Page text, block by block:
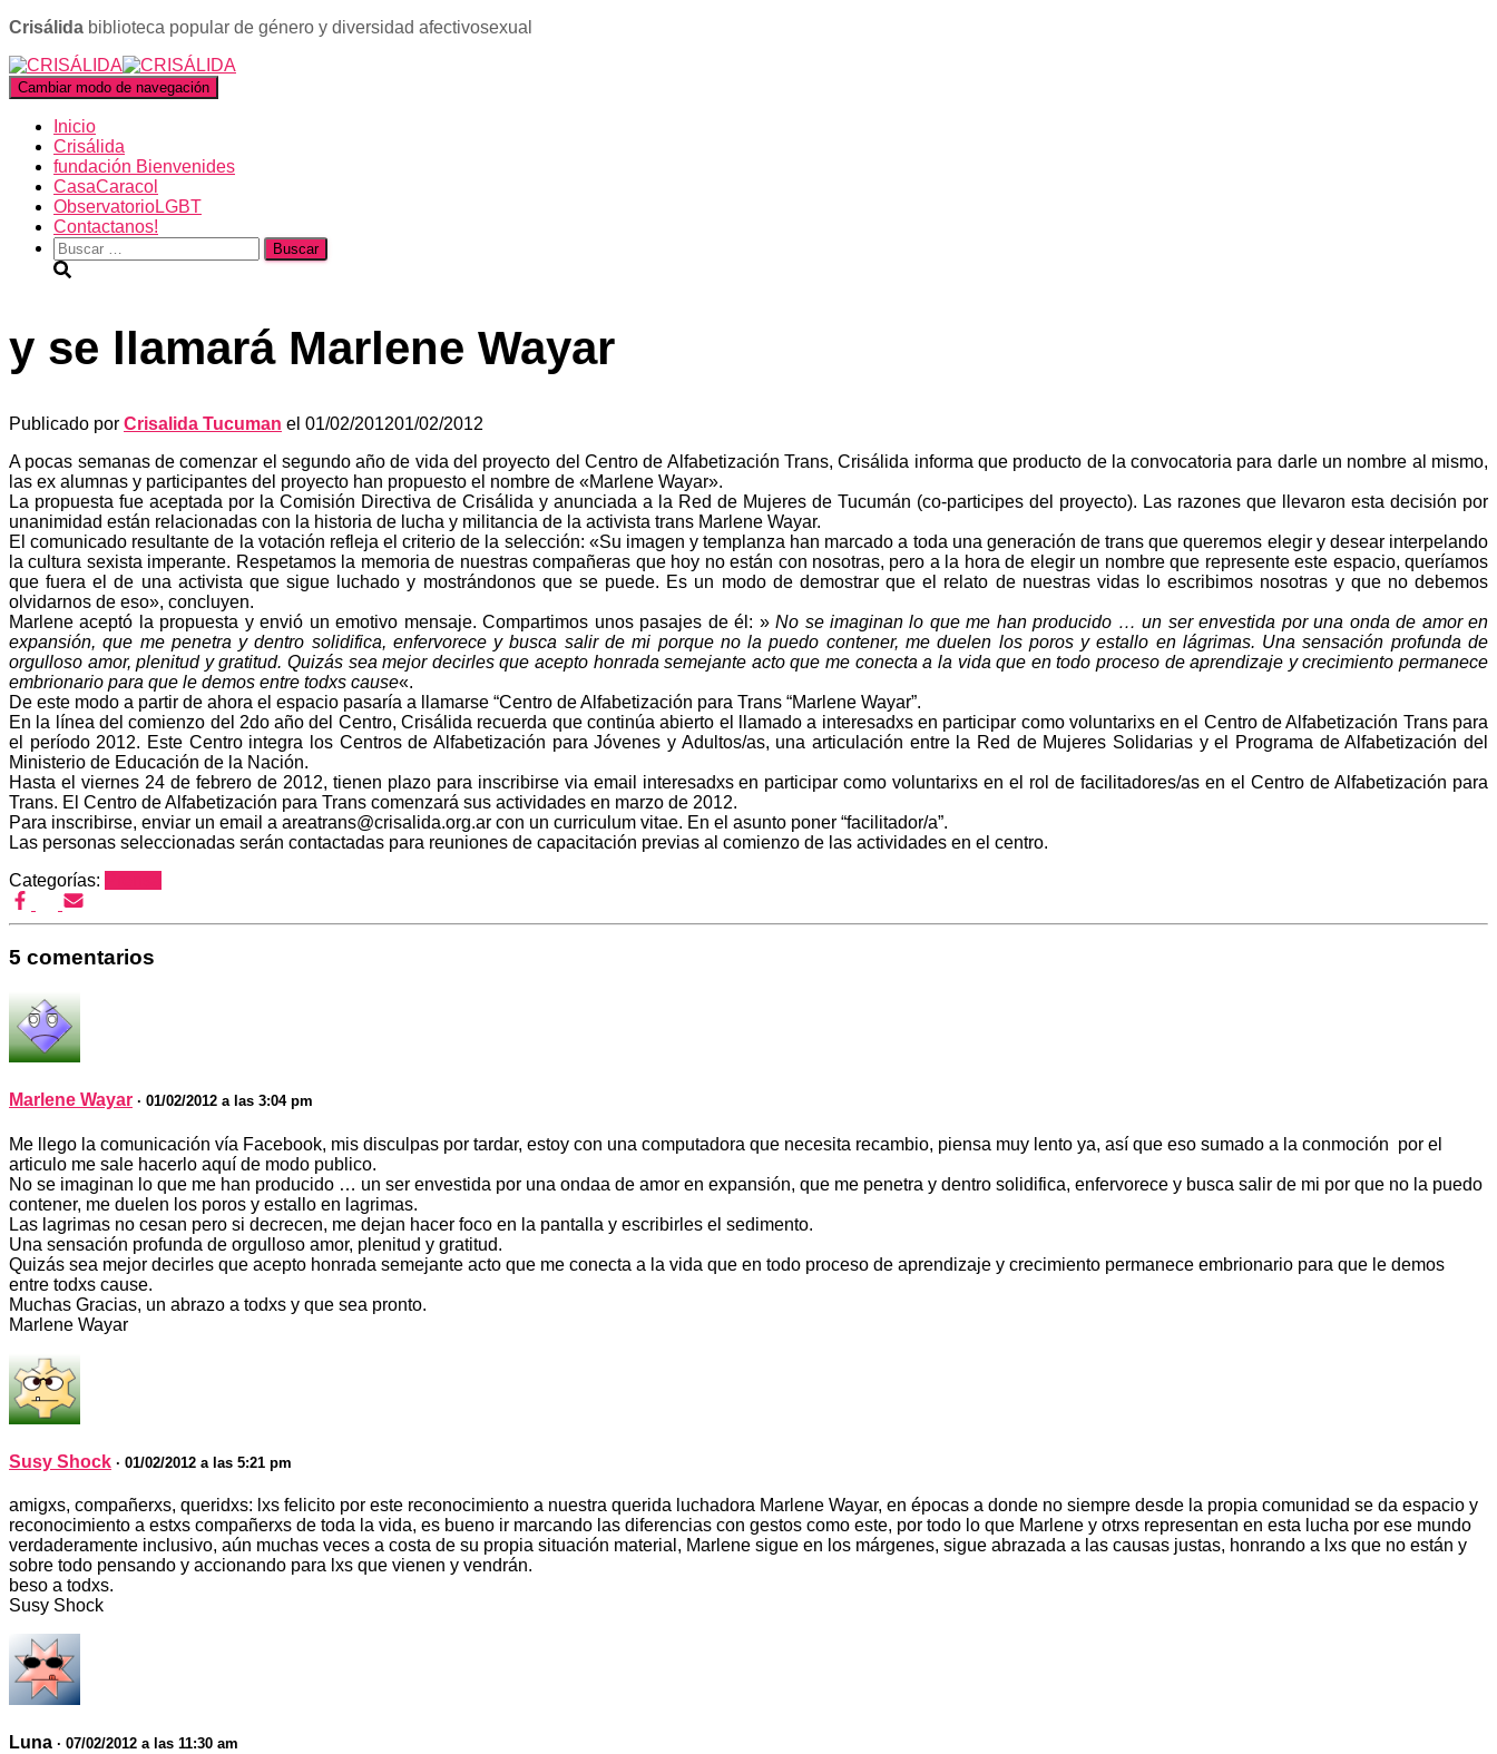
Crisálida biblioteca popular de género y diversidad afectivosexual
Cambiar modo de navegación
Inicio
Crisálida
fundación Bienvenides
CasaCaracol
ObservatorioLGBT
Contactanos!
Buscar:
y se llamará Marlene Wayar
Publicado por Crisalida Tucuman el 01/02/201201/02/2012
A pocas semanas de comenzar el segundo año de vida del proyecto del Centro de Alfabetización Trans, Crisálida informa que producto de la convocatoria para darle un nombre al mismo,
las ex alumnas y participantes del proyecto han propuesto el nombre de «Marlene Wayar».
La propuesta fue aceptada por la Comisión Directiva de Crisálida y anunciada a la Red de Mujeres de Tucumán (co-participes del proyecto). Las razones que llevaron esta decisión por
unanimidad están relacionadas con la historia de lucha y militancia de la activista trans Marlene Wayar.
El comunicado resultante de la votación refleja el criterio de la selección: «Su imagen y templanza han marcado a toda una generación de trans que queremos elegir y desear interpelando
la cultura sexista imperante. Respetamos la memoria de nuestras compañeras que hoy no están con nosotras, pero a la hora de elegir un nombre que represente este espacio, queríamos
que fuera el de una activista que sigue luchado y mostrándonos que se puede. Es un modo de demostrar que el relato de nuestras vidas lo escribimos nosotras y que no debemos
olvidarnos de eso», concluyen.
Marlene aceptó la propuesta y envió un emotivo mensaje. Compartimos unos pasajes de él: »No se imaginan lo que me han producido … un ser envestida por una onda de amor en
expansión, que me penetra y dentro solidifica, enfervorece y busca salir de mi porque no la puedo contener, me duelen los poros y estallo en lágrimas. Una sensación profunda de
orgulloso amor, plenitud y gratitud. Quizás sea mejor decirles que acepto honrada semejante acto que me conecta a la vida que en todo proceso de aprendizaje y crecimiento permanece
embrionario para que le demos entre todxs cause«.
De este modo a partir de ahora el espacio pasaría a llamarse “Centro de Alfabetización para Trans “Marlene Wayar”.
En la línea del comienzo del 2do año del Centro, Crisálida recuerda que continúa abierto el llamado a interesadxs en participar como voluntarixs en el Centro de Alfabetización Trans para
el período 2012. Este Centro integra los Centros de Alfabetización para Jóvenes y Adultos/as, una articulación entre la Red de Mujeres Solidarias y el Programa de Alfabetización del
Ministerio de Educación de la Nación.
Hasta el viernes 24 de febrero de 2012, tienen plazo para inscribirse via email interesadxs en participar como voluntarixs en el rol de facilitadores/as en el Centro de Alfabetización para
Trans. El Centro de Alfabetización para Trans comenzará sus actividades en marzo de 2012.
Para inscribirse, enviar un email a areatrans@crisalida.org.ar con un curriculum vitae. En el asunto poner “facilitador/a”.
Las personas seleccionadas serán contactadas para reuniones de capacitación previas al comienzo de las actividades en el centro.
Categorías:
5 comentarios
Marlene Wayar · 01/02/2012 a las 3:04 pm
Me llego la comunicación vía Facebook, mis disculpas por tardar, estoy con una computadora que necesita recambio, piensa muy lento ya, así que eso sumado a la conmoción por el
articulo me sale hacerlo aquí de modo publico.
No se imaginan lo que me han producido … un ser envestida por una ondaa de amor en expansión, que me penetra y dentro solidifica, enfervorece y busca salir de mi por que no la puedo
contener, me duelen los poros y estallo en lagrimas.
Las lagrimas no cesan pero si decrecen, me dejan hacer foco en la pantalla y escribirles el sedimento.
Una sensación profunda de orgulloso amor, plenitud y gratitud.
Quizás sea mejor decirles que acepto honrada semejante acto que me conecta a la vida que en todo proceso de aprendizaje y crecimiento permanece embrionario para que le demos
entre todxs cause.
Muchas Gracias, un abrazo a todxs y que sea pronto.
Marlene Wayar
Susy Shock · 01/02/2012 a las 5:21 pm
amigxs, compañerxs, queridxs: lxs felicito por este reconocimiento a nuestra querida luchadora Marlene Wayar, en épocas a donde no siempre desde la propia comunidad se da espacio y
reconocimiento a estxs compañerxs de toda la vida, es bueno ir marcando las diferencias con gestos como este, por todo lo que Marlene y otrxs representan en esta lucha por ese mundo
verdaderamente inclusivo, aún muchas veces a costa de su propia situación material, Marlene sigue en los márgenes, sigue abrazada a las causas justas, honrando a lxs que no están y
sobre todo pensando y accionando para lxs que vienen y vendrán.
beso a todxs.
Susy Shock
Luna · 07/02/2012 a las 11:30 am